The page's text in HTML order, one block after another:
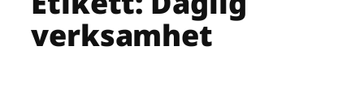
verksamhet